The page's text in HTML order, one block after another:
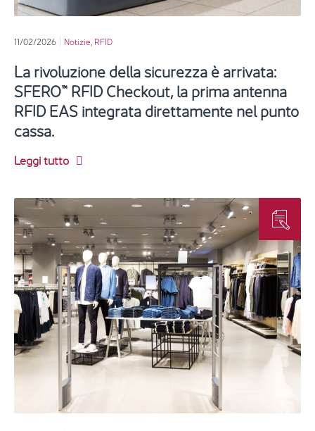
11/02/2026 Notizie, RFID
La rivoluzione della sicurezza è arrivata:
SFERO™ RFID Checkout, la prima antenna
RFID EAS integrata direttamente nel punto
cassa.
Leggi tutto